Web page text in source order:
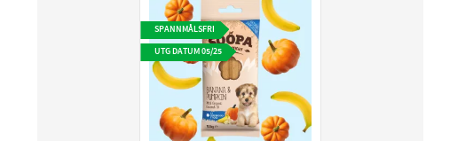
SPANNMÅLSFRI
UTG DATUM 05/25